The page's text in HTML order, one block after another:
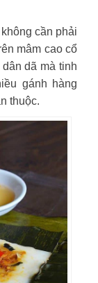
cần phải
mâm cao cổ
dã mà tinh
gánh hàng
thuộc.